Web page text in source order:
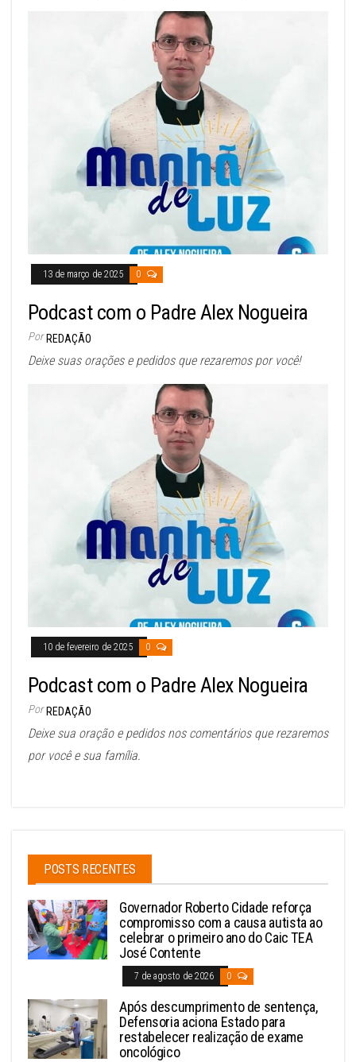
13 de março de 2025 0
Podcast com o Padre Alex Nogueira
Por REDAÇÃO
Deixe suas orações e pedidos que rezaremos por você!
10 de fevereiro de 2025 0
Podcast com o Padre Alex Nogueira
Por REDAÇÃO
Deixe sua oração e pedidos nos comentários que rezaremos
por você e sua família.
POSTS RECENTES
Governador Roberto Cidade reforça
compromisso com a causa autista ao
celebrar o primeiro ano do Caic TEA
José Contente
7 de agosto de 2026 0
Após descumprimento de sentença,
Defensoria aciona Estado para
restabelecer realização de exame
oncológico